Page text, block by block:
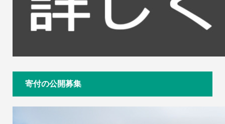
寄付の公開募集